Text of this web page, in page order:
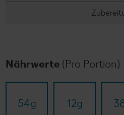
Nährwerte (Pro Portion)
54g 12g